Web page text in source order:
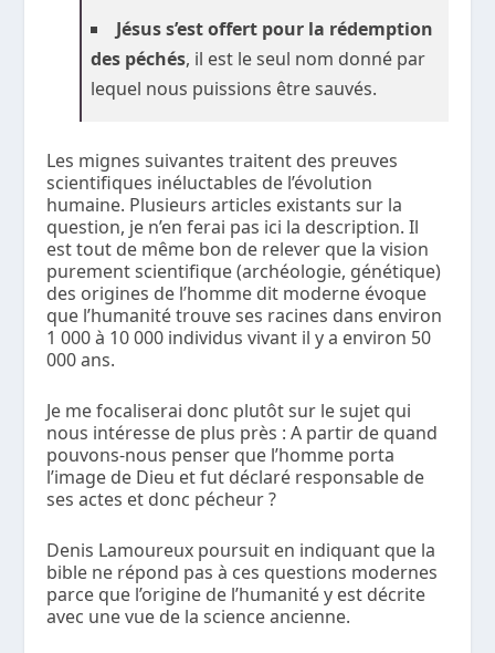
Jésus s’est offert pour la rédemption
des péchés, il est le seul nom donné par
lequel nous puissions être sauvés.
Les mignes suivantes traitent des preuves
scientifiques inéluctables de l’évolution
humaine. Plusieurs articles existants sur la
question, je n’en ferai pas ici la description. Il
est tout de même bon de relever que la vision
purement scientifique (archéologie, génétique)
des origines de l’homme dit moderne évoque
que l’humanité trouve ses racines dans environ
1 000 à 10 000 individus vivant il y a environ 50
000 ans.
Je me focaliserai donc plutôt sur le sujet qui
nous intéresse de plus près : A partir de quand
pouvons-nous penser que l’homme porta
l’image de Dieu et fut déclaré responsable de
ses actes et donc pécheur ?
Denis Lamoureux poursuit en indiquant que la
bible ne répond pas à ces questions modernes
parce que l’origine de l’humanité y est décrite
avec une vue de la science ancienne.